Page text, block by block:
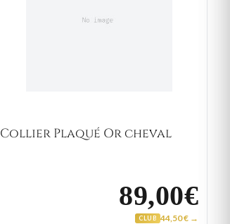
Collier Plaqué Or cheval
89,00€
CLUB 44,50 € →